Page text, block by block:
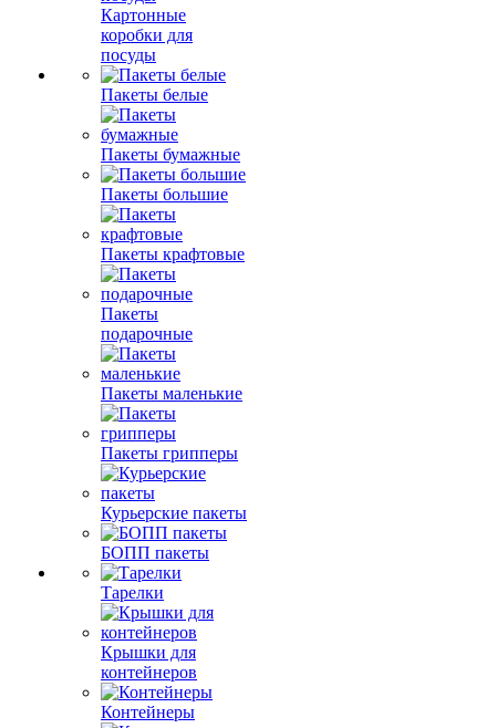
Картонные
коробки для
посуды
Пакеты белые
Пакеты бумажные
Пакеты большие
Пакеты крафтовые
Пакеты
подарочные
Пакеты маленькие
Пакеты грипперы
Курьерские пакеты
БОПП пакеты
Тарелки
Крышки для
контейнеров
Контейнеры